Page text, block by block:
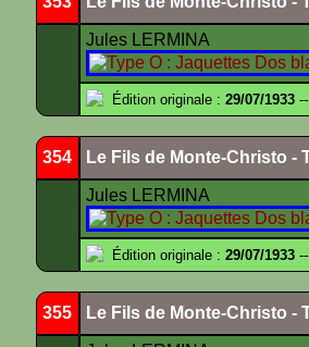
Jules LERMINA
Édition originale : 29/07/1933
354 Le Fils de Monte-Christo -
Jules LERMINA
Édition originale : 29/07/1933
355 Le Fils de Monte-Christo -